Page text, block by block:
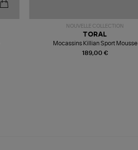
NOUVELLE COLLECTION
189,00 €
TORAL
Mocassins Killian Sport Mousse